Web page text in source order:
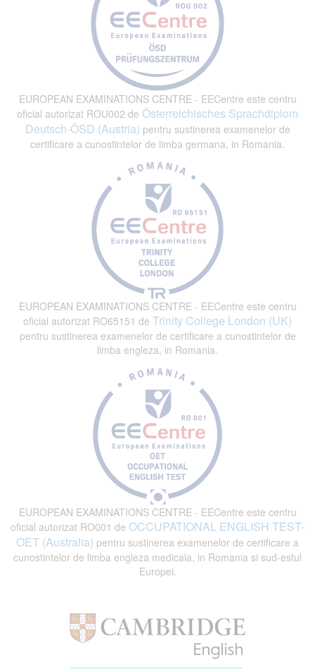
EUROPEAN EXAMINATIONS CENTRE - EECentre este centru
oficial autorizat ROU002 de Österreichisches Sprachdiplom
Deutsch-ÖSD (Austria) pentru sustinerea examenelor de
certificare a cunostintelor de limba germana, in Romania.
EUROPEAN EXAMINATIONS CENTRE - EECentre este centru
oficial autorizat RO65151 de Trinity College London (UK)
pentru sustinerea examenelor de certificare a cunostintelor de
limba engleza, in Romania.
EUROPEAN EXAMINATIONS CENTRE - EECentre este centru
oficial autorizat RO001 de OCCUPATIONAL ENGLISH TEST-
OET (Australia) pentru sustinerea examenelor de certificare a
cunostintelor de limba engleza medicala, in Romania si sud-estul
Europei.